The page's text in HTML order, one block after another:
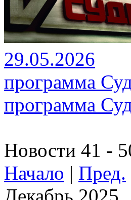
29.05.2026
программа
программа
Новости 41 -
Начало | Пред.